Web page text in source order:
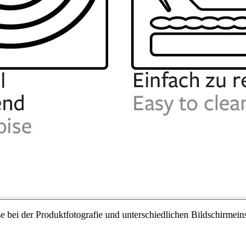
bei der Produktfotografie und unterschiedlichen